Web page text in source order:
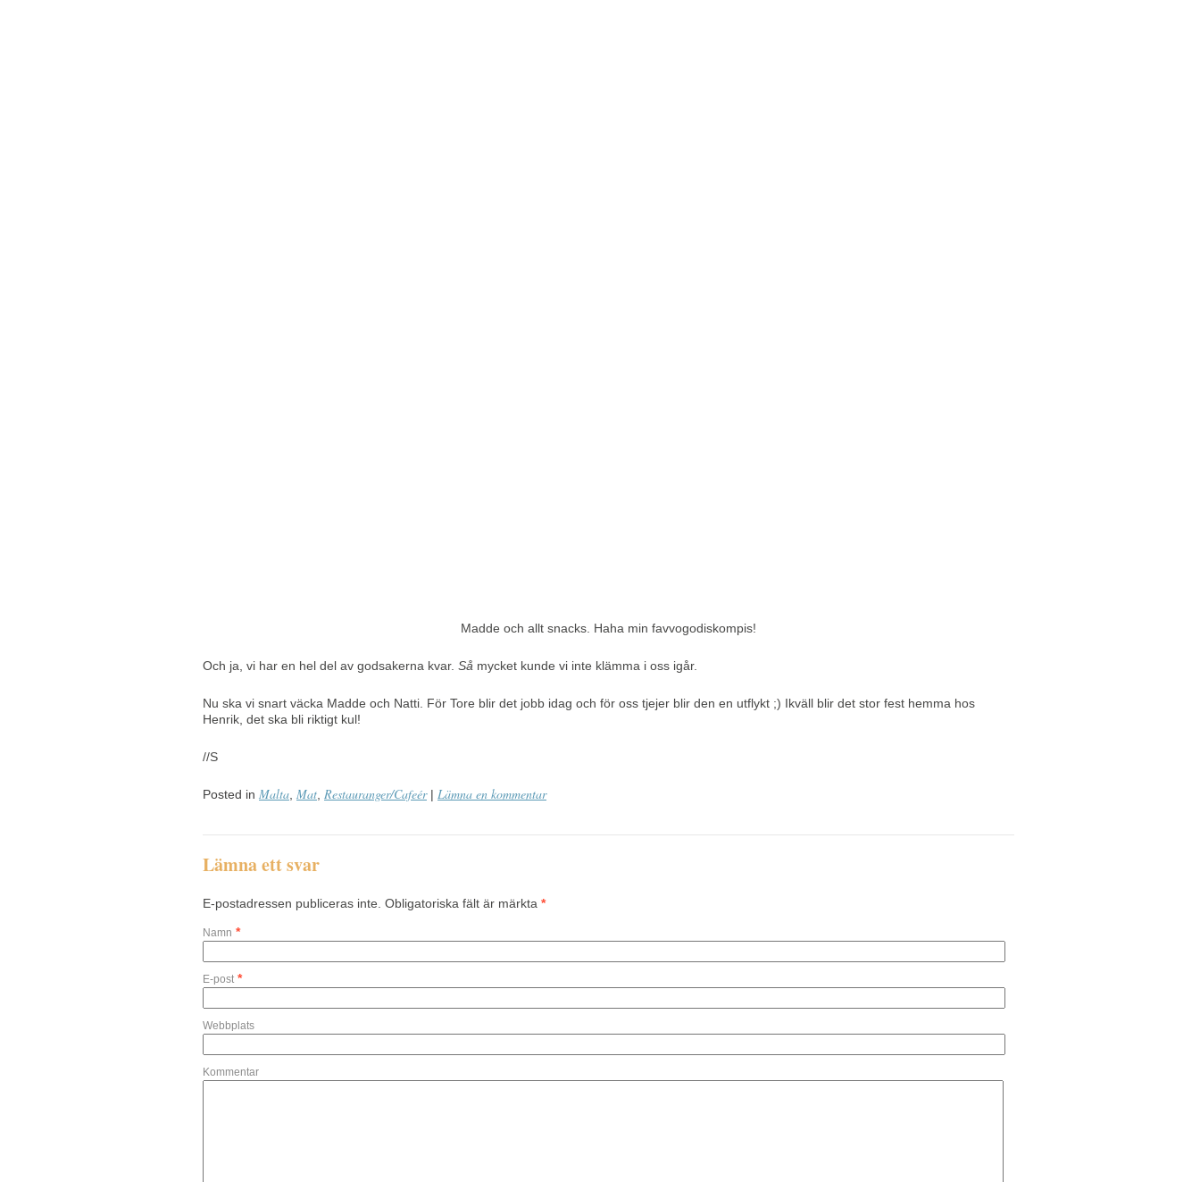
Madde och allt snacks. Haha min favvogodiskompis!
Och ja, vi har en hel del av godsakerna kvar. Så mycket kunde vi inte klämma i oss igår.
Nu ska vi snart väcka Madde och Natti. För Tore blir det jobb idag och för oss tjejer blir den en utflykt ;) Ikväll blir det stor fest hemma hos
Henrik, det ska bli riktigt kul!
//S
Posted in Malta Mat Restauranger/Cafeér | Lämna en kommentar
Lämna ett svar
E-postadressen publiceras inte. Obligatoriska fält är märkta *
Namn *
E-post *
Webbplats
Kommentar